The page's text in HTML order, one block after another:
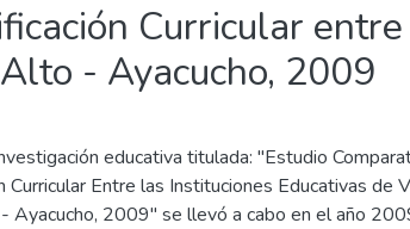
Curricular
- Ayacucho, 2009
educativa titulada: "Estudio
Curricular Entre las Instituciones Educativas de
Ayacucho, 2009" se llevó a cabo en el año